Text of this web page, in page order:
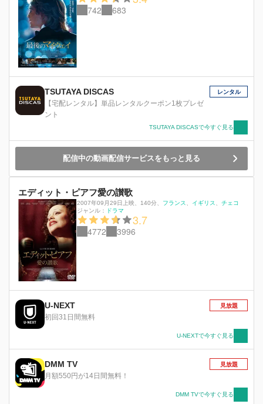
742 683
TSUTAYA DISCAS
【宅配レンタル】単品レンタルクーポン1枚プレゼ
ント
レンタル
TSUTAYA DISCASで今すぐ見る
配信中の動画配信サービスをもっと見る
エディット・ピアフ愛の讃歌
2007年09月29日上映 140分 フランス イギリス
チェコ
ジャンル：
ドラマ
3.7
4772 3996
U-NEXT
初回31日間無料
見放題
U-NEXTで今すぐ見る
DMM TV
月額550円が14日間無料！
見放題
DMM TVで今すぐ見る